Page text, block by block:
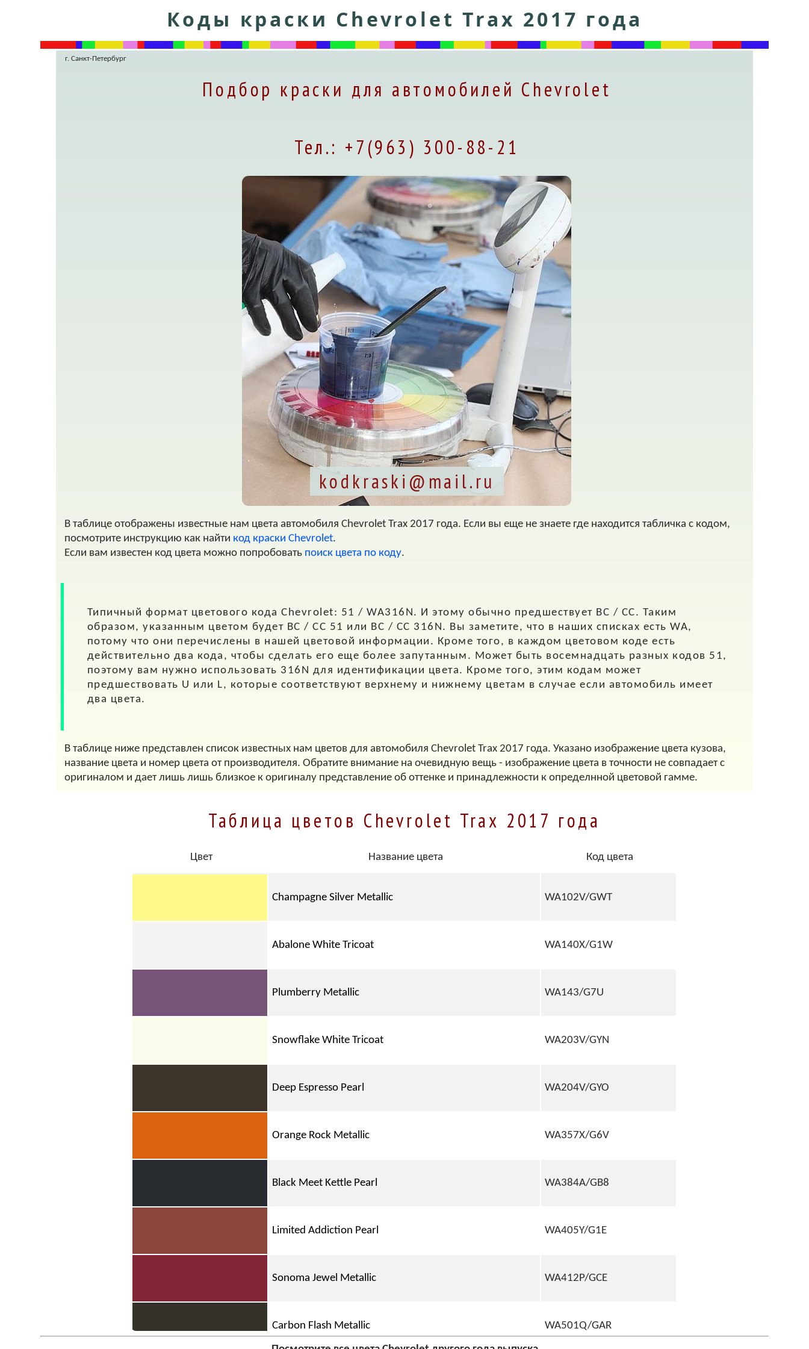
Коды краски Chevrolet Trax 2017 года
г. Санкт-Петербург
Подбор краски для автомобилей Chevrolet
Тел.: +7(963) 300-88-21
kodkraski@mail.ru
В таблице отображены известные нам цвета автомобиля Chevrolet Trax 2017 года. Если вы еще не знаете где находится табличка с кодом,
посмотрите инструкцию как найти код краски Chevrolet.
Если вам известен код цвета можно попробовать поиск цвета по коду.
Типичный формат цветового кода Chevrolet: 51 / WA316N. И этому обычно предшествует BC / CC. Таким
образом, указанным цветом будет BC / CC 51 или BC / CC 316N. Вы заметите, что в наших списках есть WA,
потому что они перечислены в нашей цветовой информации. Кроме того, в каждом цветовом коде есть
действительно два кода, чтобы сделать его еще более запутанным. Может быть восемнадцать разных кодов 51,
поэтому вам нужно использовать 316N для идентификации цвета. Кроме того, этим кодам может
предшествовать U или L, которые соответствуют верхнему и нижнему цветам в случае если автомобиль имеет
два цвета.
В таблице ниже представлен список известных нам цветов для автомобиля Chevrolet Trax 2017 года. Указано изображение цвета кузова,
название цвета и номер цвета от производителя. Обратите внимание на очевидную вещь - изображение цвета в точности не совпадает с
оригиналом и дает лишь лишь близкое к оригиналу представление об оттенке и принадлежности к определнной цветовой гамме.
Таблица цветов Chevrolet Trax 2017 года
Цвет Название цвета Код цвета
Champagne Silver Metallic WA102V/GWT
Abalone White Tricoat WA140X/G1W
Plumberry Metallic WA143/G7U
Snowflake White Tricoat WA203V/GYN
Deep Espresso Pearl WA204V/GYO
Orange Rock Metallic WA357X/G6V
Black Meet Kettle Pearl WA384A/GB8
Limited Addiction Pearl WA405Y/G1E
Sonoma Jewel Metallic WA412P/GCE
Carbon Flash Metallic WA501Q/GAR